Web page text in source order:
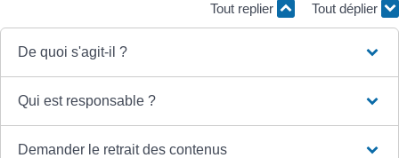
Tout replier Tout déplier
De quoi s'agit-il ?
Qui est responsable ?
Demander le retrait des contenus